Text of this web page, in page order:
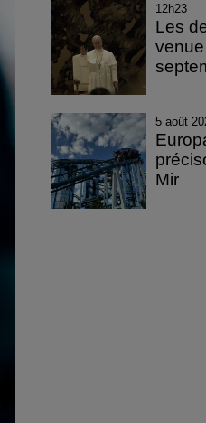
12h23
Les
5 août
Mir